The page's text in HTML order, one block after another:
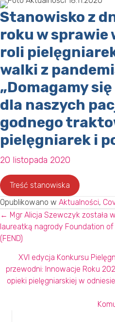
Stanowisko z
roku w sprawie
roli
walki z
„Domagamy
dla naszych
godnego
pielęgniarek i
20 listopada 2020
Treść stanowiska
Opublikowano w Aktualności,
Posts
navigation
← Mgr Alicja Szewczyk została
laureatką nagrody Foundation
(FEND)
XVI edycja Konkursu
przewodni: Innowacje Roku
opieki pielęgniarskiej w